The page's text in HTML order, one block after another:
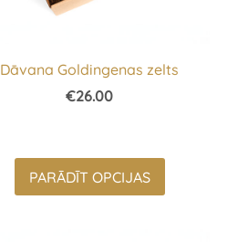
Dāvana Goldingenas zelts
€26.00
PARĀDĪT OPCIJAS